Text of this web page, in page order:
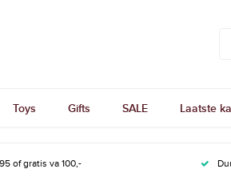
Toys Gifts SALE Laatste
of gratis va 100,-